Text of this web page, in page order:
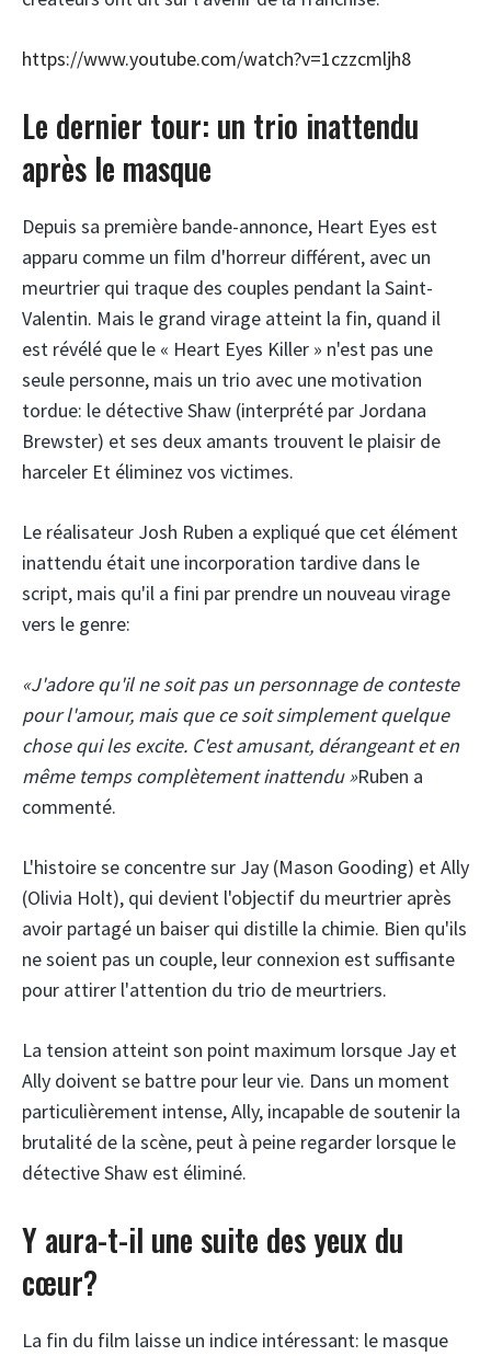
https://www.youtube.com/watch?v=1czzcmljh8
Le dernier tour: un trio inattendu
après le masque
Depuis sa première bande-annonce, Heart Eyes est
apparu comme un film d'horreur différent, avec un
meurtrier qui traque des couples pendant la Saint-
Valentin. Mais le grand virage atteint la fin, quand il
est révélé que le « Heart Eyes Killer » n'est pas une
seule personne, mais un trio avec une motivation
tordue: le détective Shaw (interprété par Jordana
Brewster) et ses deux amants trouvent le plaisir de
harceler Et éliminez vos victimes.
Le réalisateur Josh Ruben a expliqué que cet élément
inattendu était une incorporation tardive dans le
script, mais qu'il a fini par prendre un nouveau virage
vers le genre:
«J'adore qu'il ne soit pas un personnage de conteste
pour l'amour, mais que ce soit simplement quelque
chose qui les excite. C'est amusant, dérangeant et en
même temps complètement inattendu »Ruben a
commenté.
L'histoire se concentre sur Jay (Mason Gooding) et Ally
(Olivia Holt), qui devient l'objectif du meurtrier après
avoir partagé un baiser qui distille la chimie. Bien qu'ils
ne soient pas un couple, leur connexion est suffisante
pour attirer l'attention du trio de meurtriers.
La tension atteint son point maximum lorsque Jay et
Ally doivent se battre pour leur vie. Dans un moment
particulièrement intense, Ally, incapable de soutenir la
brutalité de la scène, peut à peine regarder lorsque le
détective Shaw est éliminé.
Y aura-t-il une suite des yeux du
cœur?
La fin du film laisse un indice intéressant: le masque